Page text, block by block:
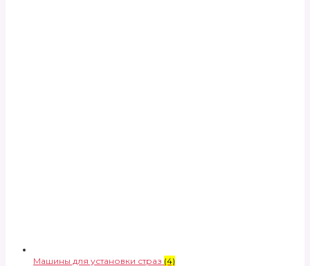
Машины для установки страз (4)